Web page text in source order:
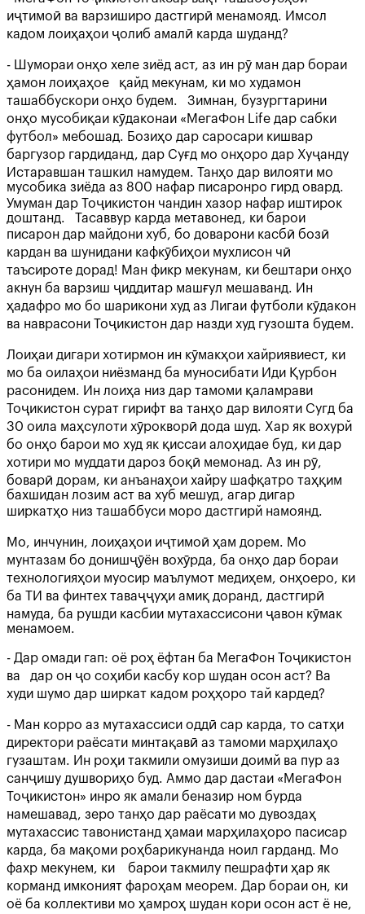
иҷтимоӣ ва варзиширо дастгирӣ менамояд. Имсол
кадом лоиҳаҳои ҷолиб амалӣ карда шуданд?
- Шумораи онҳо хеле зиёд аст, аз ин рӯ ман дар бораи
ҳамон лоиҳаҳое қайд мекунам, ки мо худамон
ташаббускори онҳо будем. Зимнан, бузургтарини
онҳо мусобиқаи кӯдаконаи «МегаФон Life дар сабки
футбол» мебошад. Бозиҳо дар саросари кишвар
баргузор гардиданд, дар Суғд мо онҳоро дар Хуҷанду
Истаравшан ташкил намудем. Танҳо дар вилояти мо
мусобика зиёда аз 800 нафар писаронро гирд овард.
Умуман дар Тоҷикистон чандин хазор нафар иштирок
доштанд. Тасаввур карда метавонед, ки барои
писарон дар майдони хуб, бо доварони касбӣ бозӣ
кардан ва шунидани кафкӯбиҳои мухлисон чӣ
таъсироте дорад! Ман фикр мекунам, ки бештари онҳо
акнун ба варзиш ҷиддитар машғул мешаванд. Ин
ҳадафро мо бо шарикони худ аз Лигаи футболи кӯдакон
ва наврасони Тоҷикистон дар назди худ гузошта будем.
Лоиҳаи дигари хотирмон ин кӯмакҳои хайриявиест, ки
мо ба оилаҳои ниёзманд ба муносибати Иди Қурбон
расонидем. Ин лоиҳа низ дар тамоми қаламрави
Тоҷикистон сурат гирифт ва танҳо дар вилояти Сугд ба
30 оила маҳсулоти хӯрокворӣ дода шуд. Хар як вохурй
бо онҳо барои мо худ як қиссаи алоҳидае буд, ки дар
хотири мо муддати дароз боқӣ мемонад. Аз ин рӯ,
боварӣ дорам, ки анъанаҳои хайру шафқатро таҳқим
бахшидан лозим аст ва хуб мешуд, агар дигар
ширкатҳо низ ташаббуси моро дастгирй намоянд.
Мо, инчунин, лоиҳаҳои иҷтимоӣ ҳам дорем. Мо
мунтазам бо донишҷӯён вохӯрда, ба онҳо дар бораи
технологияҳои муосир маълумот медиҳем, онҳоеро, ки
ба ТИ ва финтех таваҷҷуҳи амиқ доранд, дастгирӣ
намуда, ба рушди касбии мутахассисони ҷавон кӯмак
менамоем.
- Дар омади гап: оё роҳ ёфтан ба МегаФон Тоҷикистон
ва дар он ҷо соҳиби касбу кор шудан осон аст? Ва
худи шумо дар ширкат кадом роҳҳоро тай кардед?
- Ман корро аз мутахассиси оддӣ сар карда, то сатҳи
директори раёсати минтақавӣ аз тамоми марҳилаҳо
гузаштам. Ин роҳи такмили омузиши доимй ва пур аз
санҷишу душвориҳо буд. Аммо дар дастаи «МегаФон
Тоҷикистон» инро як амали беназир ном бурда
намешавад, зеро танҳо дар раёсати мо дувоздаҳ
мутахассис тавонистанд ҳамаи марҳилаҳоро пасисар
карда, ба мақоми роҳбарикунанда ноил гарданд. Мо
фахр мекунем, ки барои такмилу пешрафти ҳар як
корманд имконият фароҳам меорем. Дар бораи он, ки
оё ба коллективи мо ҳамроҳ шудан кори осон аст ё не,